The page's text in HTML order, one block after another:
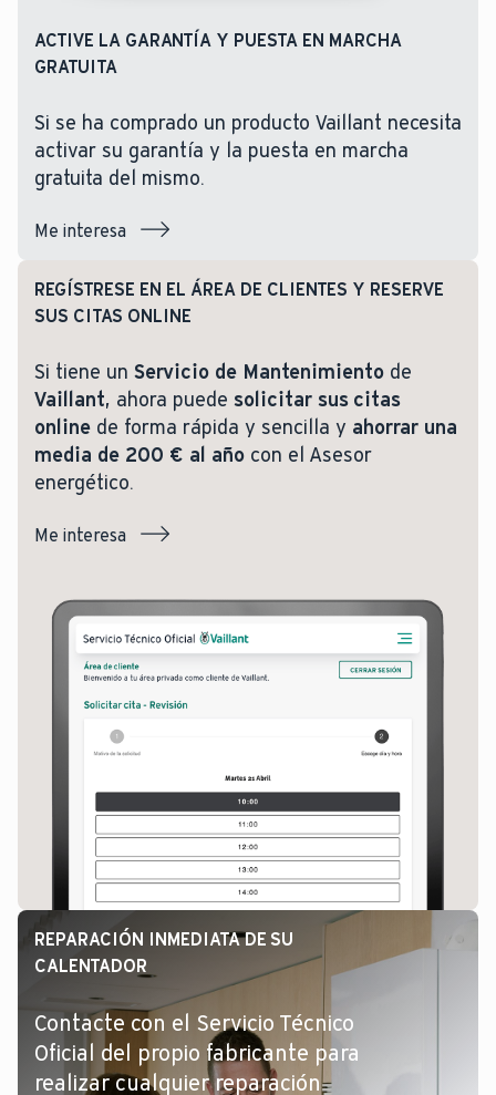
ACTIVE LA GARANTÍA Y PUESTA EN MARCHA
GRATUITA
Si se ha comprado un producto Vaillant necesita
activar su garantía y la puesta en marcha
gratuita del mismo.
Me interesa
REGÍSTRESE EN EL ÁREA DE CLIENTES Y RESERVE
SUS CITAS ONLINE
Si tiene un Servicio de Mantenimiento de
Vaillant, ahora puede solicitar sus citas
online de forma rápida y sencilla y ahorrar una
media de 200 € al año con el Asesor
energético.
Me interesa
REPARACIÓN INMEDIATA DE SU
CALENTADOR
Contacte con el Servicio Técnico
Oficial del propio fabricante para
realizar cualquier reparación